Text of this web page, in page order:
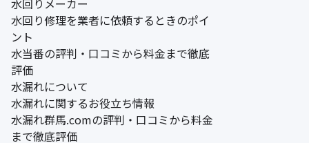
水回り修理を業者に依頼するときのポイ
ント
水当番の評判・口コミから料金まで徹底
評価
水漏れについて
水漏れに関するお役立ち情報
水漏れ群馬.comの評判・口コミから料金
まで徹底評価